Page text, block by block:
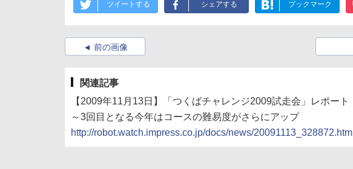
ツイートする シェアする ブックマーク
前の画像
関連記事
【2009年11月13日】「つくばチャレンジ2009試走会」レポート
～3回目となる今年はコースの難易度がさらにアップ
http://robot.watch.impress.co.jp/docs/news/20091113_328872.html